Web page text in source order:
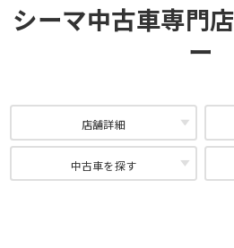
シーマ中古車専門
ー
店舗詳細
中古車を探す